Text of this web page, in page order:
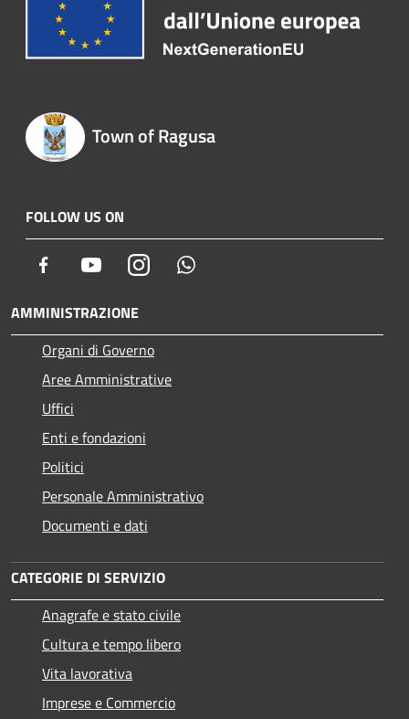
Town of Ragusa
FOLLOW US ON
Facebook YoutubeInstagram
AMMINISTRAZIONE
Organi di Governo
Aree Amministrative
Uffici
Enti e fondazioni
Politici
Personale Amministrativo
Documenti e dati
CATEGORIE DI SERVIZIO
Anagrafe e stato civile
Cultura e tempo libero
Vita lavorativa
Imprese e Commercio